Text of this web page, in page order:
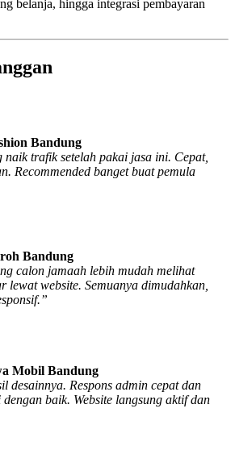
belanja, hingga integrasi pembayaran
Bandung
naik trafik setelah pakai jasa ini. Cepat,
Recommended banget buat pemula
Bandung
calon jamaah lebih mudah melihat
lewat website. Semuanya dimudahkan,
Mobil Bandung
desainnya. Respons admin cepat dan
baik. Website langsung aktif dan